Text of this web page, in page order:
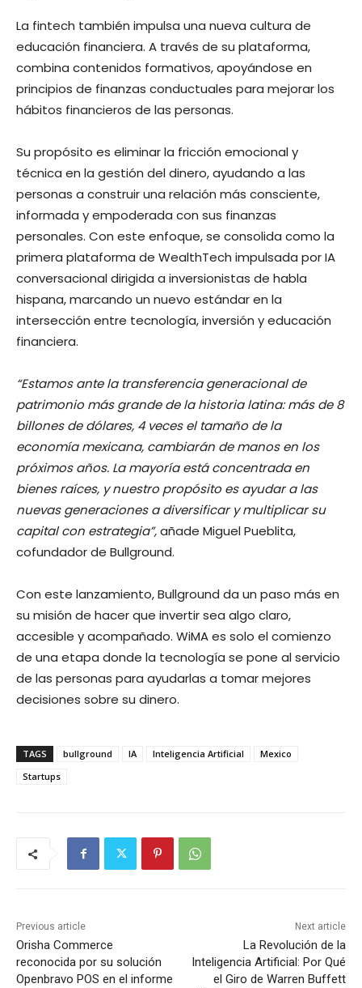
La fintech también impulsa una nueva cultura de
educación financiera. A través de su plataforma,
combina contenidos formativos, apoyándose en
principios de finanzas conductuales para mejorar los
hábitos financieros de las personas.
Su propósito es eliminar la fricción emocional y
técnica en la gestión del dinero, ayudando a las
personas a construir una relación más consciente,
informada y empoderada con sus finanzas
personales. Con este enfoque, se consolida como la
primera plataforma de WealthTech impulsada por IA
conversacional dirigida a inversionistas de habla
hispana, marcando un nuevo estándar en la
intersección entre tecnología, inversión y educación
financiera.
“Estamos ante la transferencia generacional de
patrimonio más grande de la historia latina: más de 8
billones de dólares, 4 veces el tamaño de la
economía mexicana, cambiarán de manos en los
próximos años. La mayoría está concentrada en
bienes raíces, y nuestro propósito es ayudar a las
nuevas generaciones a diversificar y multiplicar su
capital con estrategia”,añade Miguel Pueblita,
cofundador de Bullground.
Con este lanzamiento, Bullground da un paso más en
su misión de hacer que invertir sea algo claro,
accesible y acompañado. WiMA es solo el comienzo
de una etapa donde la tecnología se pone al servicio
de las personas para ayudarlas a tomar mejores
decisiones sobre su dinero.
TAGS bullground IA Inteligencia Artificial
Mexico
Startups
Previous article
Orisha Commerce
reconocida por su solución
Openbravo POS en el informe
Next article
La Revolución de la
Inteligencia Artificial: Por Qué
el Giro de Warren Buffett